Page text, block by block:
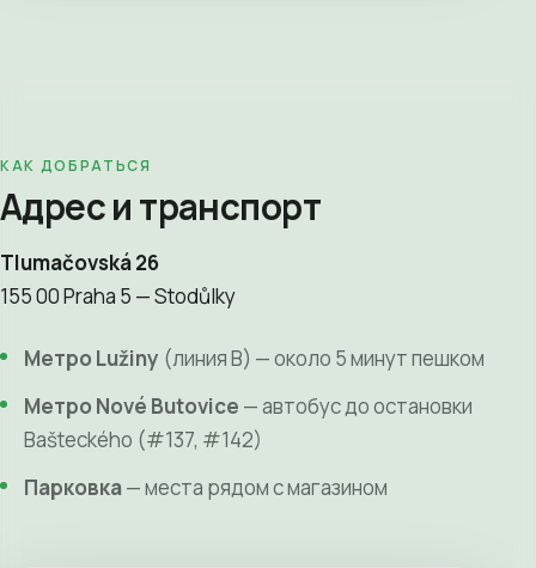
КАК ДОБРАТЬСЯ
Адрес и транспорт
Tlumačovská 26
155 00 Praha 5 — Stodůlky
Метро Lužiny (линия B) — около 5 минут пешком
Метро Nové Butovice — автобус до остановки
Bašteckého (#137, #142)
Парковка — места рядом с магазином